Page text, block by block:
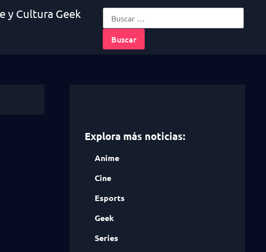
y Cultura Geek
Explora más noticias:
Anime
Cine
Esports
Geek
Series